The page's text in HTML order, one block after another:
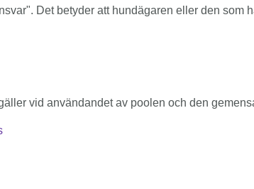
Det betyder att hundägaren eller den
vid användandet av poolen och den